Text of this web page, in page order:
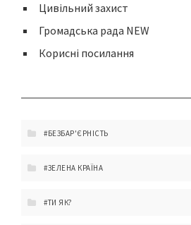
Цивільний захист
Громадська рада NEW
Корисні посилання
#БЕЗБАР'ЄРНІСТЬ
#ЗЕЛЕНА КРАЇНА
#ТИ ЯК?